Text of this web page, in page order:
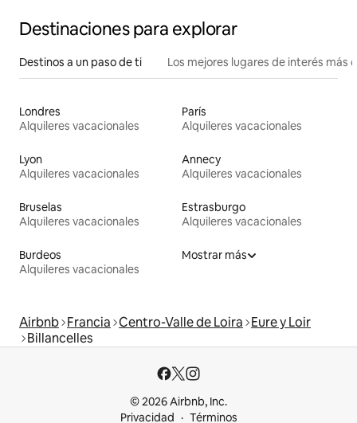
Destinaciones para explorar
Destinos a un paso de ti Los mejores lugares de interés más
Londres
Alquileres vacacionales
París
Alquileres vacacionales
Lyon
Alquileres vacacionales
Annecy
Alquileres vacacionales
Bruselas
Alquileres vacacionales
Estrasburgo
Alquileres vacacionales
Burdeos
Alquileres vacacionales
Mostrar más
Airbnb Francia Centro-Valle de Loira Eure y Loir
Billancelles
© 2026 Airbnb, Inc.
Privacidad
Términos